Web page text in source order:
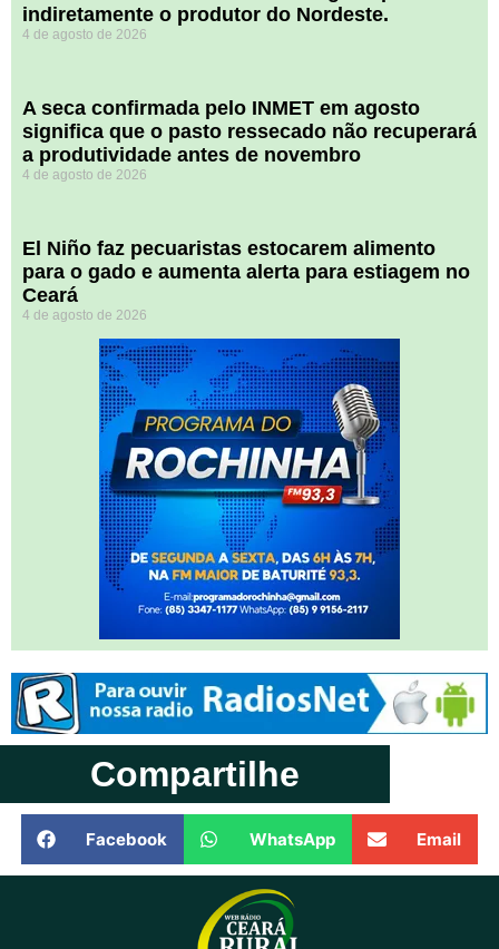
indiretamente o produtor do Nordeste.
4 de agosto de 2026
A seca confirmada pelo INMET em agosto
significa que o pasto ressecado não recuperará
a produtividade antes de novembro
4 de agosto de 2026
El Niño faz pecuaristas estocarem alimento
para o gado e aumenta alerta para estiagem no
Ceará
4 de agosto de 2026
Compartilhe
Facebook WhatsApp Email